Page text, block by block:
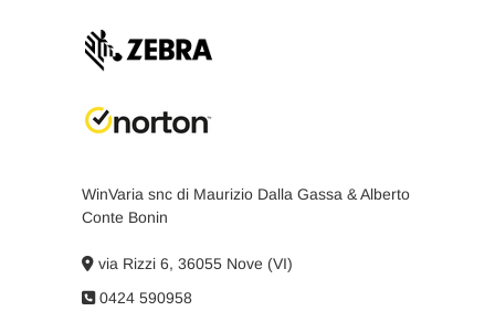
WinVaria snc di Maurizio Dalla Gassa & Alberto
Conte Bonin
via Rizzi 6, 36055 Nove (VI)
0424 590958